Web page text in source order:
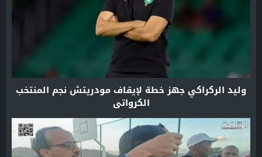
وليد الركراكي جهز خطة لإيقاف مودريتش نجم المنتخب
الكرواتي